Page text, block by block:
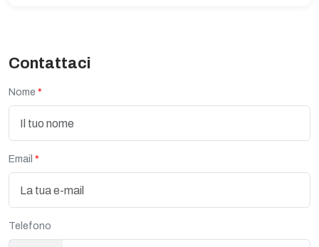
Contattaci
Nome
Email
Telefono